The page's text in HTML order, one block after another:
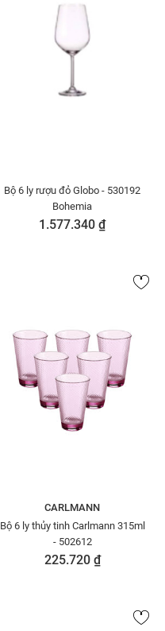
Bộ 6 ly rượu đỏ Globo - 530192
Bohemia
1.577.340 ₫
CARLMANN
Bộ 6 ly thủy tinh Carlmann 315ml
- 502612
225.720 ₫